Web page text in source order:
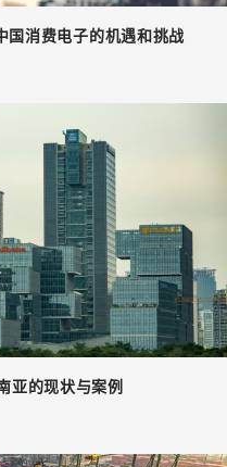
国消费电子的机遇和挑战
亚的现状与案例